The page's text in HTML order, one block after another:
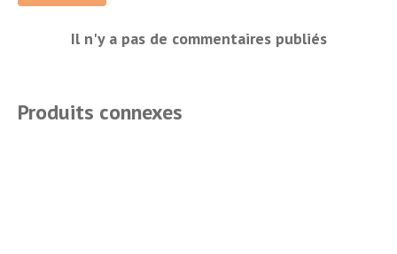
Il n'y a pas de commentaires publiés
Produits connexes